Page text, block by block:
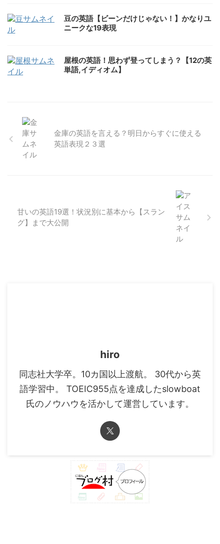
豆の英語【ビーンだけじゃない！】かなりユ
ニークな19表現
屋根の英語！思わず登ってしまう？【12の英
単語,イディオム】
金庫の英語を言える？明日からすぐに使える
英語表現２３選
甘いの英語19選！状況別に基本から【スラン
グ】まで大公開
hiro
同志社大学卒。10カ国以上渡航。 30代から英
語学習中。 TOEIC955点を達成したslowboat
氏のノウハウを活かして運営しています。